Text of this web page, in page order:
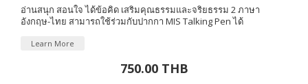
อ่านสนุก สอนใจ ได้ข้อคิด เสริมคุณธรรมและจริยธรรม 2 ภาษา
อังกฤษ-ไทย สามารถใช้ร่วมกับปากกา MIS Talking Pen ได้
Learn More
750.00 THB